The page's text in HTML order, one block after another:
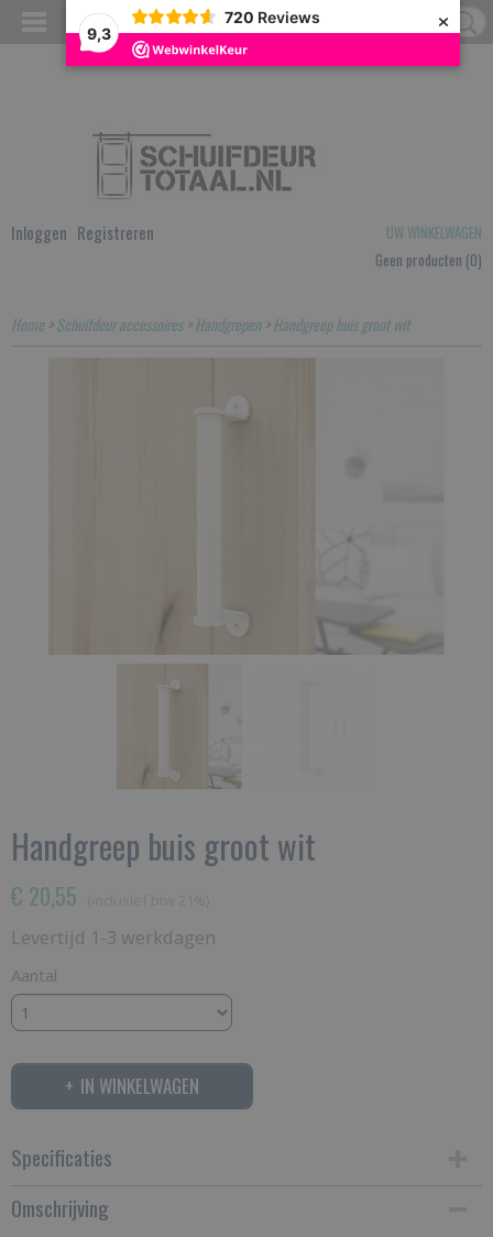
9,3
720 Reviews ×
Inloggen Registreren
UW WINKELWAGEN
Geen producten (0)
Home>Schuifdeur accessoires>Handgrepen>Handgreep buis groot wit
Handgreep buis groot wit
€ 20,55
Levertijd 1-3 werkdagen
Aantal
IN WINKELWAGEN
Specificaties
Bruto gewicht
Omschrijving